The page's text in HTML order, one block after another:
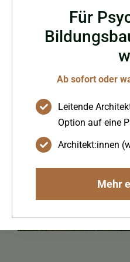
Für
Ab sofort oder
Leitende
Option auf eine
Architekt:innen
Mehr